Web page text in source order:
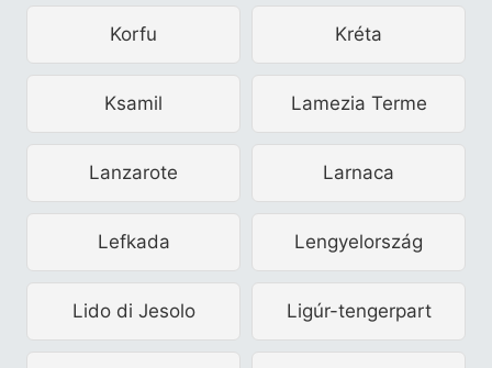
Korfu Kréta
Ksamil Lamezia Terme
Lanzarote Larnaca
Lefkada Lengyelország
Lido di Jesolo Ligúr-tengerpart